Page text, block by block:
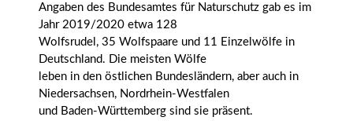
Angaben des Bundesamtes für Naturschutz gab es im
Jahr 2019/2020 etwa 128
Wolfsrudel, 35 Wolfspaare und 11 Einzelwölfe in
Deutschland. Die meisten Wölfe
leben in den östlichen Bundesländern, aber auch in
Niedersachsen, Nordrhein-Westfalen
und Baden-Württemberg sind sie präsent.